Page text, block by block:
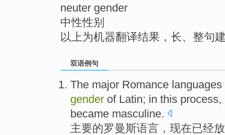
neuter gender
中性性别
以上为机器翻译结果，长、整句
双语例句
The major Romance languages
gender of Latin; in this process,
became masculine.
主要的罗曼斯语言 ，现在已经